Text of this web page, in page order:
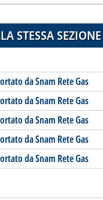
STESSA SEZIONE
da Snam Rete Gas
da Snam Rete Gas
da Snam Rete Gas
da Snam Rete Gas
da Snam Rete Gas